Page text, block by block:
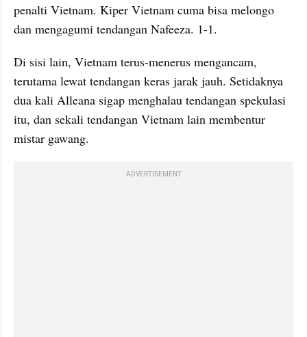
penalti Vietnam. Kiper Vietnam cuma bisa melongo
dan mengagumi tendangan Nafeeza. 1-1.
Di sisi lain, Vietnam terus-menerus mengancam,
terutama lewat tendangan keras jarak jauh. Setidaknya
dua kali Alleana sigap menghalau tendangan spekulasi
itu, dan sekali tendangan Vietnam lain membentur
mistar gawang.
ADVERTISEMENT